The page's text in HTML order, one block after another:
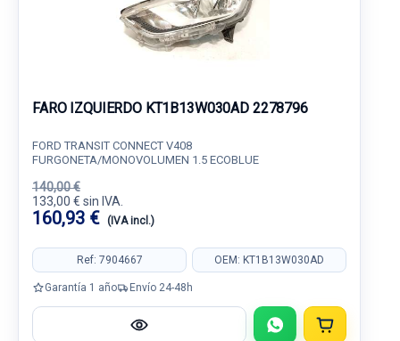
FARO IZQUIERDO KT1B13W030AD 2278796
FORD TRANSIT CONNECT V408
FURGONETA/MONOVOLUMEN 1.5 ECOBLUE
140,00 €
133,00 € sin IVA.
160,93 € (IVA incl.)
Ref: 7904667 OEM: KT1B13W030AD
Garantía 1 año Envío 24-48h